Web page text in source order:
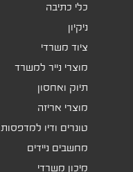
כלי כתיבה
ניקיון
ציוד משרדי
מוצרי נייר למשרד
תיוק ואחסון
מוצרי אריזה
טונרים ודיו למדפסות
מחשבים ניידים
מיכון משרדי